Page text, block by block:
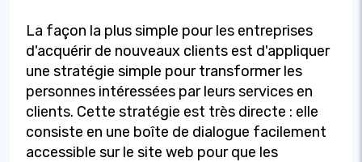
La façon la plus simple pour les entreprises
d'acquérir de nouveaux clients est d'appliquer
une stratégie simple pour transformer les
personnes intéressées par leurs services en
clients. Cette stratégie est très directe : elle
consiste en une boîte de dialogue facilement
accessible sur le site web pour que les